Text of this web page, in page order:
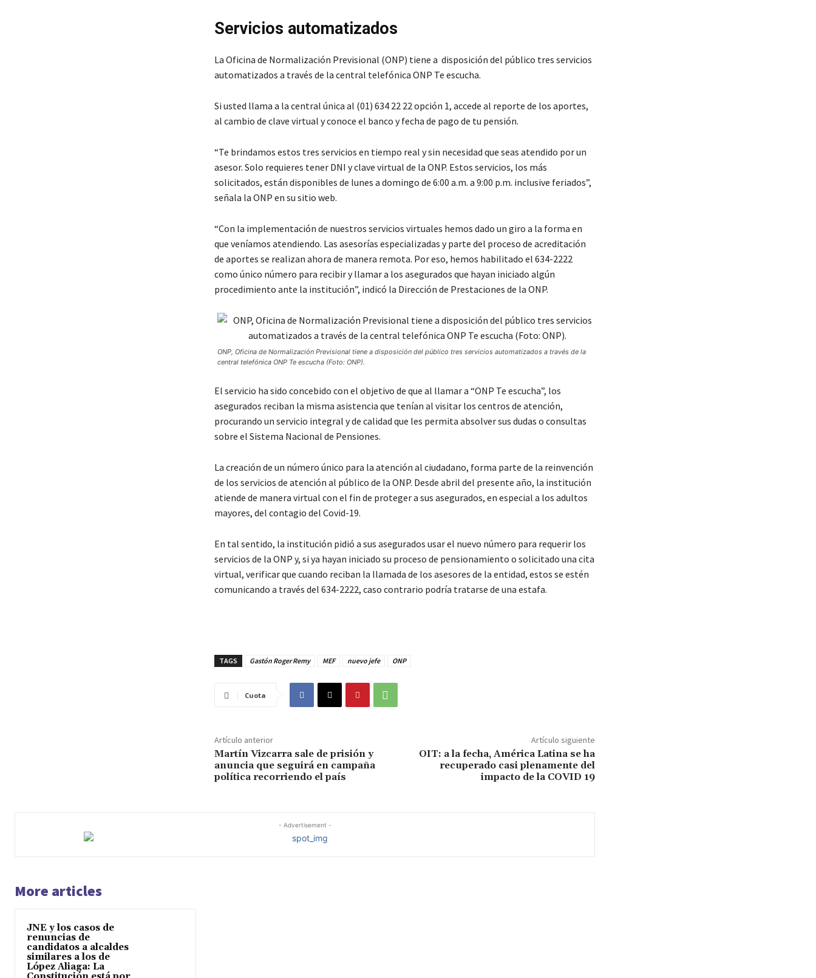
Servicios automatizados
La Oficina de Normalización Previsional (ONP) tiene a disposición del público tres servicios
automatizados a través de la central telefónica ONP Te escucha.
Si usted llama a la central única al (01) 634 22 22 opción 1, accede al reporte de los aportes,
al cambio de clave virtual y conoce el banco y fecha de pago de tu pensión.
“Te brindamos estos tres servicios en tiempo real y sin necesidad que seas atendido por un
asesor. Solo requieres tener DNI y clave virtual de la ONP. Estos servicios, los más
solicitados, están disponibles de lunes a domingo de 6:00 a.m. a 9:00 p.m. inclusive feriados”,
señala la ONP en su sitio web.
“Con la implementación de nuestros servicios virtuales hemos dado un giro a la forma en
que veníamos atendiendo. Las asesorías especializadas y parte del proceso de acreditación
de aportes se realizan ahora de manera remota. Por eso, hemos habilitado el 634-2222
como único número para recibir y llamar a los asegurados que hayan iniciado algún
procedimiento ante la institución”, indicó la Dirección de Prestaciones de la ONP.
ONP, Oficina de Normalización Previsional tiene a disposición del público tres servicios automatizados a través de la
central telefónica ONP Te escucha (Foto: ONP).
El servicio ha sido concebido con el objetivo de que al llamar a “ONP Te escucha”, los
asegurados reciban la misma asistencia que tenían al visitar los centros de atención,
procurando un servicio integral y de calidad que les permita absolver sus dudas o consultas
sobre el Sistema Nacional de Pensiones.
La creación de un número único para la atención al ciudadano, forma parte de la reinvención
de los servicios de atención al público de la ONP. Desde abril del presente año, la institución
atiende de manera virtual con el fin de proteger a sus asegurados, en especial a los adultos
mayores, del contagio del Covid-19.
En tal sentido, la institución pidió a sus asegurados usar el nuevo número para requerir los
servicios de la ONP y, si ya hayan iniciado su proceso de pensionamiento o solicitado una cita
virtual, verificar que cuando reciban la llamada de los asesores de la entidad, estos se estén
comunicando a través del 634-2222, caso contrario podría tratarse de una estafa.
TAGS Gastón Roger Remy MEF nuevo jefe ONP
Cuota
Artículo anterior
Martín Vizcarra sale de prisión y
anuncia que seguirá en campaña
política recorriendo el país
Artículo siguiente
OIT: a la fecha, América Latina se ha
recuperado casi plenamente del
impacto de la COVID 19
- Advertisement -
More articles
JNE y los casos de
renuncias de
candidatos a alcaldes
similares a los de
López Aliaga: La